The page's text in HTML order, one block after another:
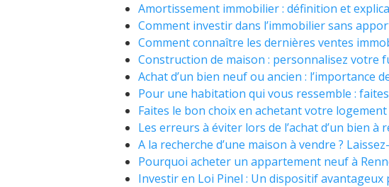
Amortissement immobilier : définition et
Comment investir dans l’immobilier sans
Comment connaître les dernières ventes
Construction de maison : personnalisez votre
Achat d’un bien neuf ou ancien : l’importance
Pour une habitation qui vous ressemble :
Faites le bon choix en achetant votre logement
Les erreurs à éviter lors de l’achat d’un bien
A la recherche d’une maison à vendre ?
Pourquoi acheter un appartement neuf à
Investir en Loi Pinel : Un dispositif